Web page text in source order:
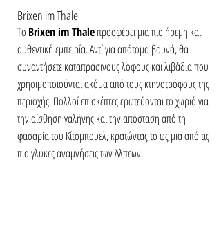
Brixen im Thale
Το Brixen im Thale προσφέρει μια πιο ήρεμη και
αυθεντική εμπειρία. Αντί για απότομα βουνά, θα
συναντήσετε καταπράσινους λόφους και λιβάδια που
χρησιμοποιούνται ακόμα από τους κτηνοτρόφους της
περιοχής. Πολλοί επισκέπτες ερωτεύονται το χωριό για
την αίσθηση γαλήνης και την απόσταση από τη
φασαρία του Κίτσμπουελ, κρατώντας το ως μια από τις
πιο γλυκές αναμνήσεις των Άλπεων.